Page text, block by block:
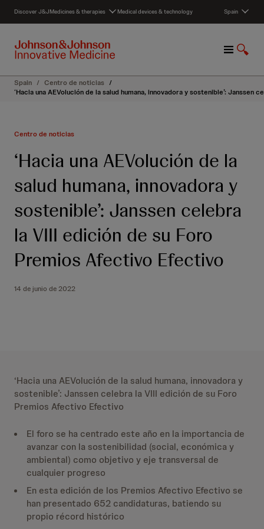
c
Discover J&JMedicines & therapies Medical devices & technology Spain
M
n
u
S
o
w
Spain / Centro de noticias /
‘Hacia una AEVolución de la salud humana, innovadora y sostenible’:
Centro de noticias
‘Hacia una AEVolución de la
salud humana, innovadora y
sostenible’: Janssen celebra
la VIII edición de su Foro
Premios Afectivo Efectivo
14 de junio de 2022
‘Hacia una AEVolución de la salud humana, innovadora y
sostenible’: Janssen celebra la VIII edición de su Foro
Premios Afectivo Efectivo
El foro se ha centrado este año en la importancia de
avanzar con la sostenibilidad (social, económica y
ambiental) como objetivo y eje transversal de
cualquier progreso
En esta edición de los Premios Afectivo Efectivo se
han presentado 652 candidaturas, batiendo su
propio récord histórico